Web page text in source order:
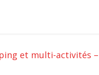
et multi-activités